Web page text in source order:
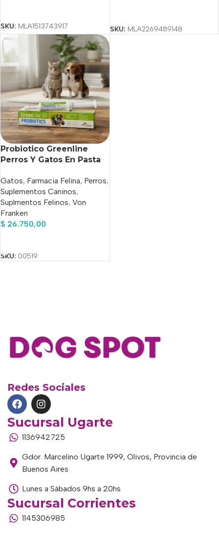
SKU: MLA1513743917 SKU: MLA2269489148
Probiotico Greenline
Perros Y Gatos En Pasta
Gatos, Farmacia Felina, Perros,
Suplementos Caninos,
Suplmentos Felinos, Von
Franken
$ 26.750,00
SKU: 00519
Redes Sociales
Sucursal Ugarte
1136942725
Gdor. Marcelino Ugarte 1999, Olivos, Provincia de
Buenos Aires
Lunes a Sábados 9hs a 20hs
Sucursal Corrientes
1145306985